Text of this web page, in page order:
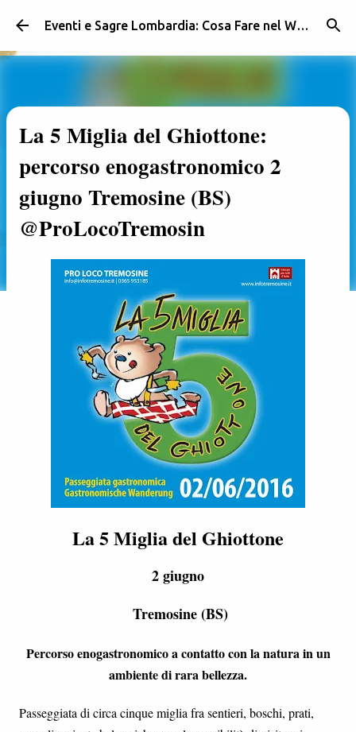
Passa ai contenuti principali Eventi e Sagre Lombardia: Cosa Fare nel Weekend | Weekendidea
La 5 Miglia del Ghiottone:
percorso enogastronomico 2
giugno Tremosine (BS)
@ProLocoTremosin
La 5 Miglia del Ghiottone
2 giugno
Tremosine (BS)
Percorso enogastronomico a contatto con la natura in un
ambiente di rara bellezza.
Passeggiata di circa cinque miglia fra sentieri, boschi, prati,